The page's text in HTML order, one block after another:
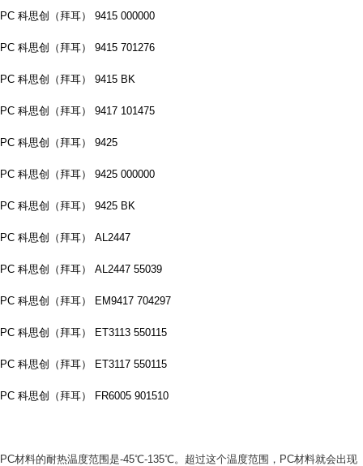
PC 科思创（拜耳） 9415 000000
PC 科思创（拜耳） 9415 701276
PC 科思创（拜耳） 9415 BK
PC 科思创（拜耳） 9417 101475
PC 科思创（拜耳） 9425
PC 科思创（拜耳） 9425 000000
PC 科思创（拜耳） 9425 BK
PC 科思创（拜耳） AL2447
PC 科思创（拜耳） AL2447 55039
PC 科思创（拜耳） EM9417 704297
PC 科思创（拜耳） ET3113 550115
PC 科思创（拜耳） ET3117 550115
PC 科思创（拜耳） FR6005 901510
PC材料的耐热温度范围是-45℃-135℃。超过这个温度范围，PC材料就会出现